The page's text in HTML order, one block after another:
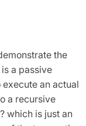
the
a passive
an actual
a recursive
which is just an